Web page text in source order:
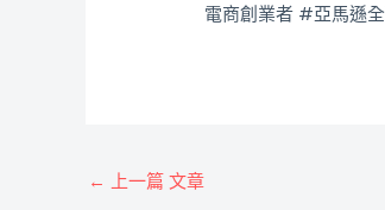
電商創業者 #亞馬遜
← 上一篇 文章